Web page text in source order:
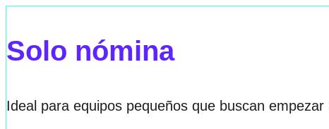
Solo nómina
Ideal para equipos pequeños que buscan